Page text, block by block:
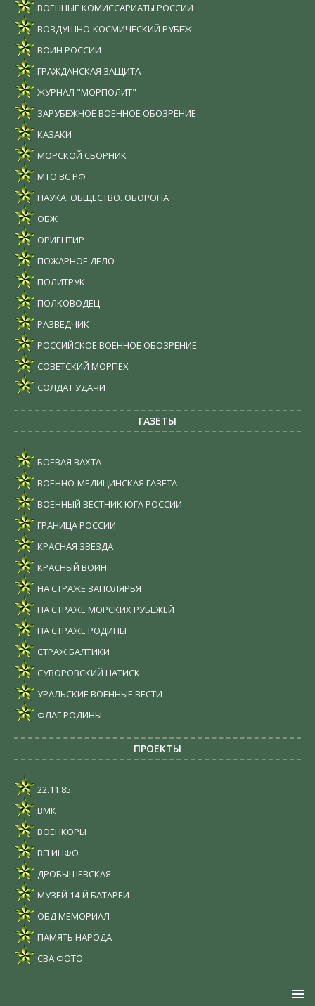
ВОЕННЫЕ КОМИССАРИАТЫ РОССИИ
ВОЗДУШНО-КОСМИЧЕСКИЙ РУБЕЖ
ВОИН РОССИИ
ГРАЖДАНСКАЯ ЗАЩИТА
ЖУРНАЛ "МОРПОЛИТ"
ЗАРУБЕЖНОЕ ВОЕННОЕ ОБОЗРЕНИЕ
КАЗАКИ
МОРСКОЙ СБОРНИК
МТО ВС РФ
НАУКА. ОБЩЕСТВО. ОБОРОНА
ОБЖ
ОРИЕНТИР
ПОЖАРНОЕ ДЕЛО
ПОЛИТРУК
ПОЛКОВОДЕЦ
РАЗВЕДЧИК
РОССИЙСКОЕ ВОЕННОЕ ОБОЗРЕНИЕ
СОВЕТСКИЙ МОРПЕХ
СОЛДАТ УДАЧИ
ГАЗЕТЫ
БОЕВАЯ ВАХТА
ВОЕННО-МЕДИЦИНСКАЯ ГАЗЕТА
ВОЕННЫЙ ВЕСТНИК ЮГА РОССИИ
ГРАНИЦА РОССИИ
КРАСНАЯ ЗВЕЗДА
КРАСНЫЙ ВОИН
НА СТРАЖЕ ЗАПОЛЯРЬЯ
НА СТРАЖЕ МОРСКИХ РУБЕЖЕЙ
НА СТРАЖЕ РОДИНЫ
СТРАЖ БАЛТИКИ
СУВОРОВСКИЙ НАТИСК
УРАЛЬСКИЕ ВОЕННЫЕ ВЕСТИ
ФЛАГ РОДИНЫ
ПРОЕКТЫ
22.11.85.
ВМК
ВОЕНКОРЫ
ВП ИНФО
ДРОБЫШЕВСКАЯ
МУЗЕЙ 14-Й БАТАРЕИ
ОБД МЕМОРИАЛ
ПАМЯТЬ НАРОДА
СВА ФОТО